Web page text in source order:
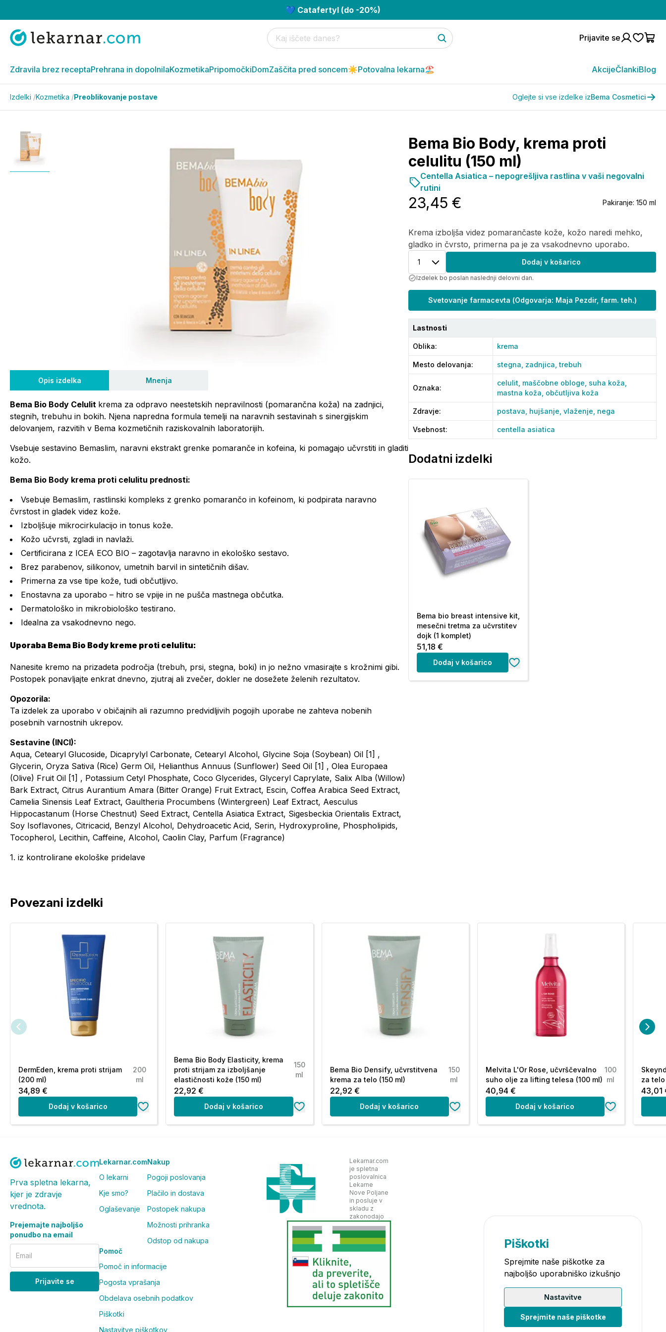
💙 Catafertyl (do -20%)
Prijavite se
Zdravila brez receptaPrehrana in dopolnilaKozmetikaPripomočkiDomZaščita pred soncem☀️Potovalna lekarna🏖️ AkcijeČlankiBlog
Izdelki /Kozmetika /Preoblikovanje postave Oglejte si vse izdelke izBema Cosmetici
Opis izdelka Mnenja
Bema Bio Body Celulit krema za odpravo neestetskih nepravilnosti (pomarančna koža) na zadnjici,
stegnih, trebuhu in bokih. Njena napredna formula temelji na naravnih sestavinah s sinergijskim
delovanjem, razvitih v Bema kozmetičnih raziskovalnih laboratorijih.
Vsebuje sestavino Bemaslim, naravni ekstrakt grenke pomaranče in kofeina, ki pomagajo učvrstiti in gladiti
kožo.
Bema Bio Body krema proti celulitu prednosti:
Vsebuje Bemaslim, rastlinski kompleks z grenko pomarančo in kofeinom, ki podpirata naravno
čvrstost in gladek videz kože.
Izboljšuje mikrocirkulacijo in tonus kože.
Kožo učvrsti, zgladi in navlaži.
Certificirana z ICEA ECO BIO – zagotavlja naravno in ekološko sestavo.
Brez parabenov, silikonov, umetnih barvil in sintetičnih dišav.
Primerna za vse tipe kože, tudi občutljivo.
Enostavna za uporabo – hitro se vpije in ne pušča mastnega občutka.
Dermatološko in mikrobiološko testirano.
Idealna za vsakodnevno nego.
Uporaba Bema Bio Body kreme proti celulitu:
Nanesite kremo na prizadeta področja (trebuh, prsi, stegna, boki) in jo nežno vmasirajte s krožnimi gibi.
Postopek ponavljajte enkrat dnevno, zjutraj ali zvečer, dokler ne dosežete želenih rezultatov.
Opozorila:
Ta izdelek za uporabo v običajnih ali razumno predvidljivih pogojih uporabe ne zahteva nobenih
posebnih varnostnih ukrepov.
Sestavine (INCI):
Aqua, Cetearyl Glucoside, Dicaprylyl Carbonate, Cetearyl Alcohol, Glycine Soja (Soybean) Oil [1] ,
Glycerin, Oryza Sativa (Rice) Germ Oil, Helianthus Annuus (Sunflower) Seed Oil [1] , Olea Europaea
(Olive) Fruit Oil [1] , Potassium Cetyl Phosphate, Coco Glycerides, Glyceryl Caprylate, Salix Alba (Willow)
Bark Extract, Citrus Aurantium Amara (Bitter Orange) Fruit Extract, Escin, Coffea Arabica Seed Extract,
Camelia Sinensis Leaf Extract, Gaultheria Procumbens (Wintergreen) Leaf Extract, Aesculus
Hippocastanum (Horse Chestnut) Seed Extract, Centella Asiatica Extract, Sigesbeckia Orientalis Extract,
Soy Isoflavones, Citricacid, Benzyl Alcohol, Dehydroacetic Acid, Serin, Hydroxyproline, Phospholipids,
Tocopherol, Lecithin, Caffeine, Alcohol, Caolin Clay, Parfum (Fragrance)
1. iz kontrolirane ekološke pridelave
Bema Bio Body, krema proti
celulitu (150 ml)
Krema izboljša videz pomarančaste kože, kožo naredi mehko,
gladko in čvrsto, primerna pa je za vsakodnevno uporabo.
23,45 € Pakiranje: 150 ml
Centella Asiatica – nepogrešljiva rastlina v vaši negovalni
rutini
1 Dodaj v košarico
Izdelek bo poslan naslednji delovni dan.
Svetovanje farmacevta (Odgovarja: Maja Pezdir, farm. teh.)
Lastnosti
Oblika: krema
Mesto delovanja: stegna, zadnjica,trebuh
Oznaka:
celulit, maščobne obloge, suha koža,
mastna koža, občutljiva koža
Zdravje: postava, hujšanje, vlaženje, nega
Vsebnost: centella asiatica
Dodatni izdelki
Bema bio breast intensive kit,
mesečni tretma za učvrstitev
dojk (1 komplet)
51,18 €
Dodaj v košarico
Povezani izdelki
DermEden, krema proti strijam
(200 ml)
200
ml
34,89 €
Dodaj v košarico
Bema Bio Body Elasticity, krema
proti strijam za izboljšanje
elastičnosti kože (150 ml)
150
ml
22,92 €
Dodaj v košarico
Bema Bio Densify, učvrstitvena
krema za telo (150 ml)
150
ml
22,92 €
Dodaj v košarico
Melvita L'Or Rose, učvrščevalno
suho olje za lifting telesa (100 ml)
100
ml
40,94 €
Dodaj v košarico
za
43,01
Prva spletna lekarna,
kjer je zdravje
vrednota.
Prejemajte najboljšo
ponudbo na email
Email
Prijavite se
Lekarnar.com
O lekarni
Kje smo?
Oglaševanje
Nakup
Pogoji poslovanja
Plačilo in dostava
Postopek nakupa
Možnosti prihranka
Odstop od nakupa
Pomoč
Pomoč in informacije
Pogosta vprašanja
Obdelava osebnih podatkov
Piškotki
Nastavitve piškotkov
Lekarnar.com
je spletna
poslovalnica
Lekarne
Nove Poljane
in posluje v
skladu z
zakonodajo
Piškotki
Sprejmite naše piškotke za
najboljšo uporabniško izkušnjo
Nastavitve
Sprejmite naše piškotke